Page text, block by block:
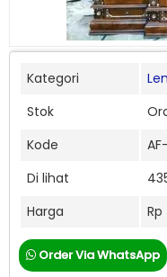
Kategori
Stok
Kode
Di lihat
Harga
Order Via WhatsApp